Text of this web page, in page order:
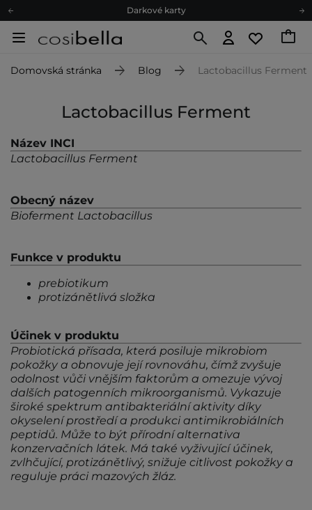
Darkové karty
Odeslání do 24 hod.
Ekologické balení
Domovská stránka Blog Lactobacillus Ferment
Lactobacillus Ferment
Název INCI
Lactobacillus Ferment
Obecný název
Bioferment Lactobacillus
Funkce v produktu
prebiotikum
protizánětlivá složka
Účinek v produktu
Probiotická přísada, která posiluje mikrobiom
pokožky a obnovuje její rovnováhu, čímž zvyšuje
odolnost vůči vnějším faktorům a omezuje vývoj
dalších patogenních mikroorganismů. Vykazuje
široké spektrum antibakteriální aktivity díky
okyselení prostředí a produkci antimikrobiálních
peptidů. Může to být přírodní alternativa
konzervačních látek. Má také vyživující účinek,
zvlhčující, protizánětlivý, snižuje citlivost pokožky a
reguluje práci mazových žláz.